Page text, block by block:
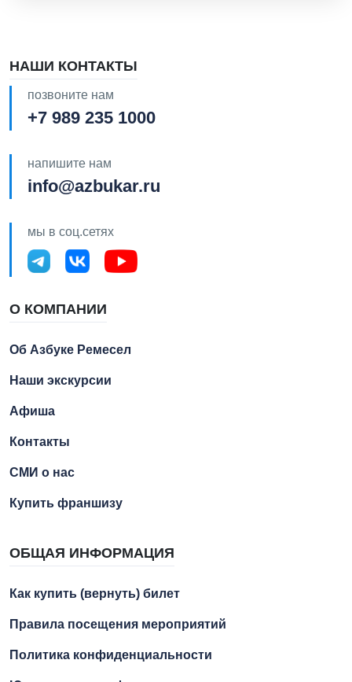
НАШИ КОНТАКТЫ
позвоните нам
+7 989 235 1000
напишите нам
info@azbukar.ru
мы в соц.сетях
О КОМПАНИИ
Об Азбуке Ремесел
Наши экскурсии
Афиша
Контакты
СМИ о нас
Купить франшизу
ОБЩАЯ ИНФОРМАЦИЯ
Как купить (вернуть) билет
Правила посещения мероприятий
Политика конфиденциальности